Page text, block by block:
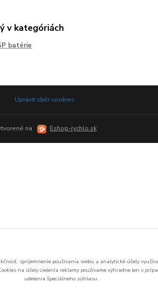
v kategóriách
batérie
Upravit sběr cookies.
na Eshop-rychlo.sk
spríjemnenie používania webu a analytické účely
na účely cielenia reklamy používame výhradne len v
udelenia špeciálneho súhlasu.